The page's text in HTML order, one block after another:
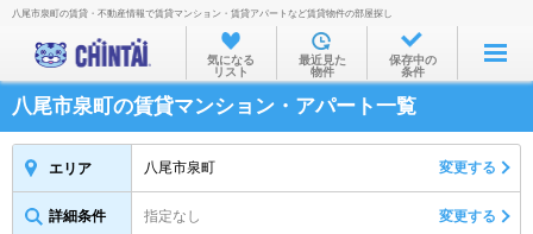
お部屋を探す
沿線・駅から
住所から
八尾市泉町の賃貸・不動産情報で賃貸マンション・賃貸アパートなど賃貸物件の部屋探し
気になる
リスト
最近見た
物件
保存中の
条件
八尾市泉町の賃貸マンション・アパート一覧
エリア 八尾市泉町 変更する
詳細条件 指定なし 変更する